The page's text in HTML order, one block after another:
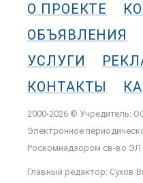
О ПРОЕКТЕ
ОБЪЯВЛЕНИЯ
УСЛУГИ
КОНТАКТЫ
2000-2026 © Учредитель:
Электронное
Роскомнадзором cв-во ЭЛ
Главный редактор: Сухов